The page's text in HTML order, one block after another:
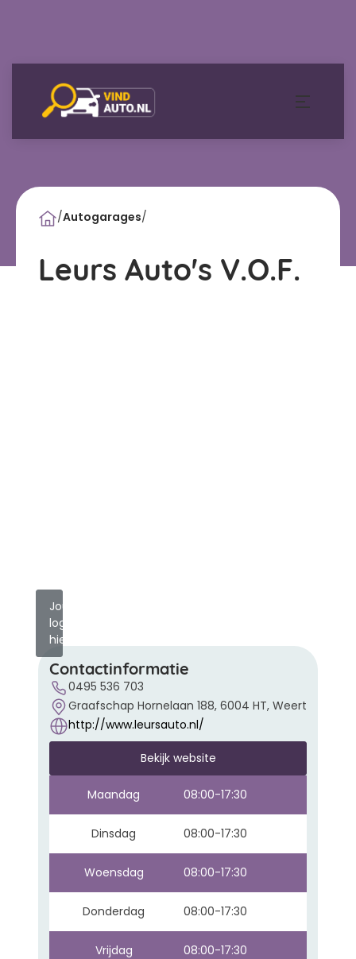
/Autogarages/
Leurs Auto's V.O.F.
Jouw
logo
hier?
Contactinformatie
0495 536 703
Graafschap Hornelaan 188, 6004 HT, Weert
http://www.leursauto.nl/
Bekijk website
Maandag 08:00-17:30
Dinsdag 08:00-17:30
Woensdag 08:00-17:30
Donderdag 08:00-17:30
Vrijdag 08:00-17:30